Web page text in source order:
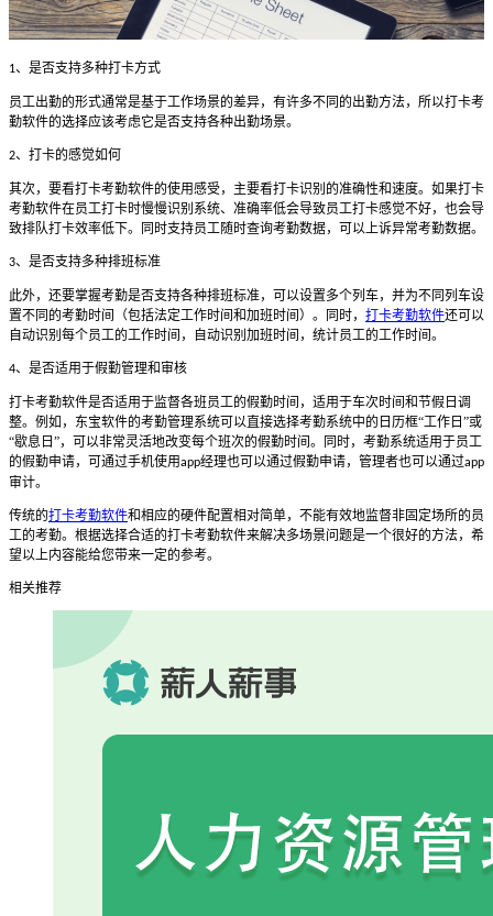
1、是否支持多种打卡方式
员工出勤的形式通常是基于工作场景的差异，有许多不同的出勤方法，所以打卡考
勤软件的选择应该考虑它是否支持各种出勤场景。
2、打卡的感觉如何
其次，要看打卡考勤软件的使用感受，主要看打卡识别的准确性和速度。如果打卡
考勤软件在员工打卡时慢慢识别系统、准确率低会导致员工打卡感觉不好，也会导
致排队打卡效率低下。同时支持员工随时查询考勤数据，可以上诉异常考勤数据。
3、是否支持多种排班标准
此外，还要掌握考勤是否支持各种排班标准，可以设置多个列车，并为不同列车设
置不同的考勤时间（包括法定工作时间和加班时间）。同时， 打卡考勤软件还可以
自动识别每个员工的工作时间，自动识别加班时间，统计员工的工作时间。
4、是否适用于假勤管理和审核
打卡考勤软件是否适用于监督各班员工的假勤时间，适用于车次时间和节假日调
整。例如，东宝软件的考勤管理系统可以直接选择考勤系统中的日历框“工作日”或
“歇息日”，可以非常灵活地改变每个班次的假勤时间。同时，考勤系统适用于员工
的假勤申请，可通过手机使用app经理也可以通过假勤申请，管理者也可以通过app
审计。
传统的打卡考勤软件和相应的硬件配置相对简单，不能有效地监督非固定场所的员
工的考勤。根据选择合适的打卡考勤软件来解决多场景问题是一个很好的方法，希
望以上内容能给您带来一定的参考。
相关推荐